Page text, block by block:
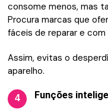
consome menos, mas
Procura marcas que
fáceis de reparar e
Assim, evitas o
aparelho.
4 Funções